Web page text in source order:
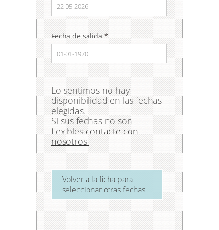
Fecha de salida *
Lo sentimos no hay
disponibilidad en las fechas
elegidas.
Si sus fechas no son
flexibles contacte con
nosotros.
Volver a la ficha para
seleccionar otras fechas